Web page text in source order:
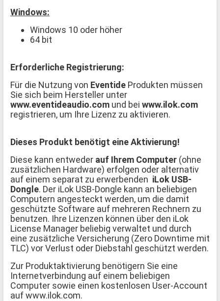
Windows:
Windows 10 oder höher
64 bit
Erforderliche Registrierung:
Für die Nutzung von Eventide Produkten müssen
Sie sich beim Hersteller unter
www.eventideaudio.com und bei www.ilok.com
registrieren, um Ihre Lizenz zu aktivieren.
Dieses Produkt benötigt eine Aktivierung!
Diese kann entweder auf Ihrem Computer (ohne
zusätzlichen Hardware) erfolgen oder alternativ
auf einem separat zu erwerbenden iLok USB-
Dongle. Der iLok USB-Dongle kann an beliebigen
Computern angesteckt werden, um die damit
geschützte Software auf mehreren Rechnern zu
benutzen. Ihre Lizenzen können über den iLok
License Manager beliebig verwaltet und durch
eine zusätzliche Versicherung (Zero Downtime mit
TLC) vor Verlust oder Diebstahl geschützt werden.
Zur Produktaktivierung benötigern Sie eine
Internetverbindung auf einem beliebigen
Computer sowie einen kostenlosen User-Account
auf www.ilok.com.